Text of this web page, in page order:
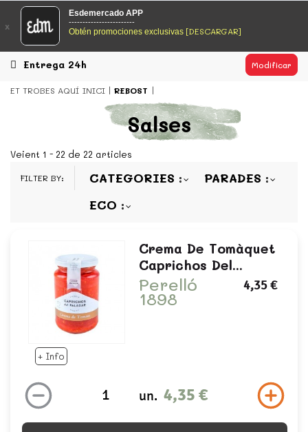
EsDeMercado.com
EsDeMercado.com te lleva a casa los mejores productos de
los mejores mercados de Barcelona y de productores
locales.
EsDeMercado.com
EsDeMercado.com te lleva a casa los mejores productos de
los mejores mercados de Barcelona y de productores
READ MORE
x
Esdemercado APP
------------------------
Obtén promociones exclusivas [DESCARGAR]
Entrega 24h Modificar
ET TROBES AQUÍ INICI REBOST
Salses
Veient 1 - 22 de 22 articles
FILTER BY: CATEGORIES
PARADES
ECO
+ Info
Crema De Tomàquet
Caprichos Del...
Perelló
1898
4,35 €
un. 4,35 €